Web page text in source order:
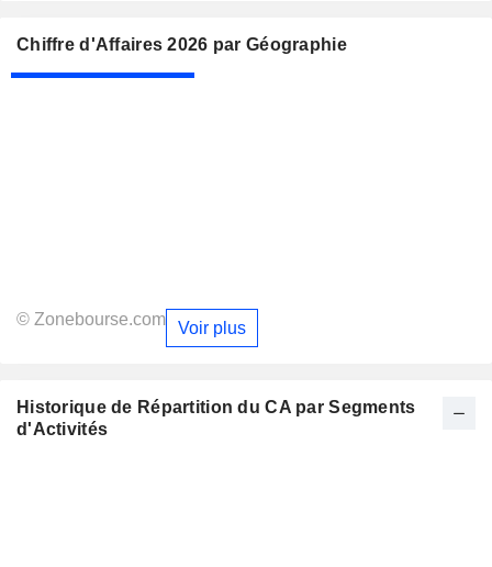
Chiffre d'Affaires 2026 par Géographie
© Zonebourse.com Voir plus
Historique de Répartition du CA par Segments
d'Activités